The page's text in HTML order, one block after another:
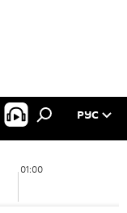
РУС
01:00